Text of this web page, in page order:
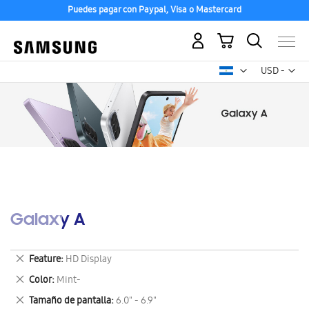
Puedes pagar con Paypal, Visa o Mastercard
USD -
dólar
Mi carrito
Galaxy A
Feature HD Display
Eliminar
este
artículo
Color Mint-
Eliminar
este
Tamaño de pantalla 6.0" - 6.9"
Eliminar